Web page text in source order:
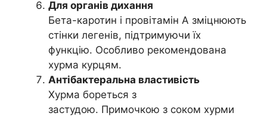
Для органів дихання
Бета-каротин і провітамін А зміцнюють
стінки легенів, підтримуючи їх
функцію. Особливо рекомендована
хурма курцям.
Антібактеральна властивість
Хурма бореться з
застудою. Примочкою з соком хурми